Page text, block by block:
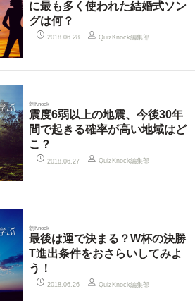
に最も多く使われた結婚式ソン
グは何？
2018.06.28 QuizKnock編集部
朝Knock
震度6弱以上の地震、今後30年
間で起きる確率が高い地域はど
こ？
2018.06.27 QuizKnock編集部
朝Knock
最後は運で決まる？W杯の決勝
T進出条件をおさらいしてみよ
う！
2018.06.26 QuizKnock編集部